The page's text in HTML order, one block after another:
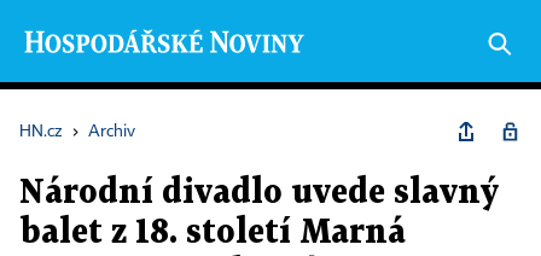
HN.cz › Archiv
Národní divadlo uvede slavný
balet z 18. století Marná